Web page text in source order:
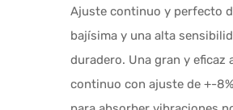
Ajuste continuo y perfecto
bajísima y una alta
duradero. Una gran y
continuo con ajuste de +-